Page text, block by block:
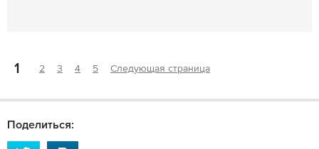
1 2 3 4 5 Следующая страница
Поделиться: